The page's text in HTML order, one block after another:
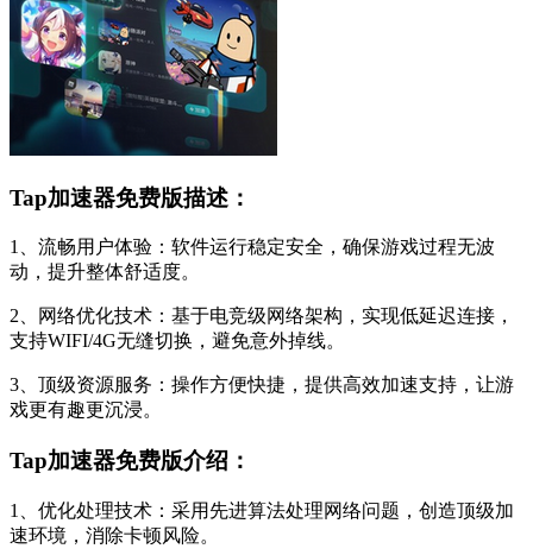
Tap加速器免费版描述：
1、流畅用户体验：软件运行稳定安全，确保游戏过程无波
动，提升整体舒适度。
2、网络优化技术：基于电竞级网络架构，实现低延迟连接，
支持WIFI/4G无缝切换，避免意外掉线。
3、顶级资源服务：操作方便快捷，提供高效加速支持，让游
戏更有趣更沉浸。
Tap加速器免费版介绍：
1、优化处理技术：采用先进算法处理网络问题，创造顶级加
速环境，消除卡顿风险。